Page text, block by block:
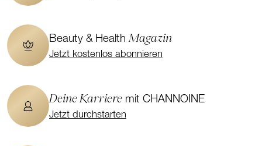
Beauty & HealthMagazin
Jetzt kostenlos abonnieren
Deine Karriere mit CHANNOINE
Jetzt durchstarten